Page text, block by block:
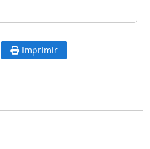
Imprimir